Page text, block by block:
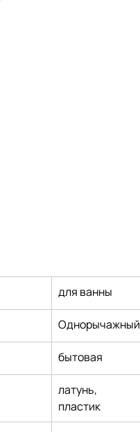
для ванны
Однорычажный
бытовая
латунь,
пластик